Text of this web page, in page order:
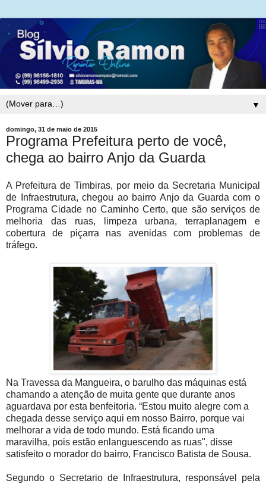
▼
domingo, 31 de maio de 2015
Programa Prefeitura perto de você,
chega ao bairro Anjo da Guarda
A Prefeitura de Timbiras, por meio da Secretaria Municipal
de Infraestrutura, chegou ao bairro Anjo da Guarda com o
Programa Cidade no Caminho Certo, que são serviços de
melhoria das ruas, limpeza urbana, terraplanagem e
cobertura de piçarra nas avenidas com problemas de
tráfego.
Na Travessa da Mangueira, o barulho das máquinas está
chamando a atenção de muita gente que durante anos
aguardava por esta benfeitoria. “Estou muito alegre com a
chegada desse serviço aqui em nosso Bairro, porque vai
melhorar a vida de todo mundo. Está ficando uma
maravilha, pois estão enlanguescendo as ruas", disse
satisfeito o morador do bairro, Francisco Batista de Sousa.
Segundo o Secretario de Infraestrutura, responsável pela